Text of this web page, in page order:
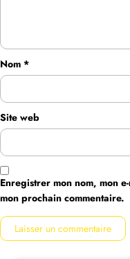
Nom *
Site web
Enregistrer mon nom, mon
mon prochain commentaire.